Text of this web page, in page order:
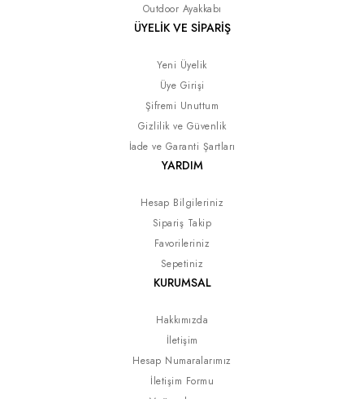
Outdoor Ayakkabı
ÜYELİK VE SİPARİŞ
Yeni Üyelik
Üye Girişi
Şifremi Unuttum
Gizlilik ve Güvenlik
İade ve Garanti Şartları
YARDIM
Hesap Bilgileriniz
Sipariş Takip
Favorileriniz
Sepetiniz
KURUMSAL
Hakkımızda
İletişim
Hesap Numaralarımız
İletişim Formu